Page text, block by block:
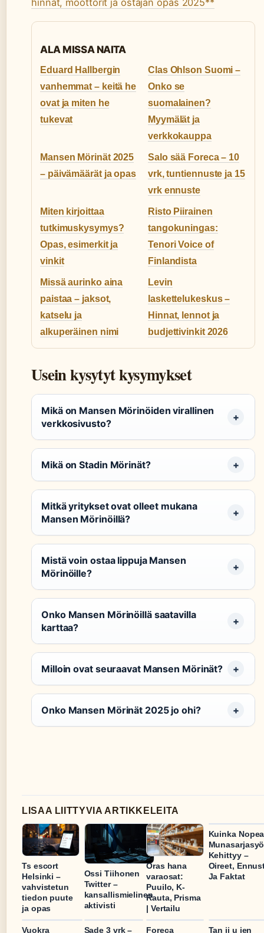
ALA MISSA NAITA
Eduard Hallbergin
vanhemmat – keitä he
ovat ja miten he
tukevat
Clas Ohlson Suomi –
Onko se
suomalainen?
Myymälät ja
verkkokauppa
Mansen Mörinät 2025
– päivämäärät ja opas
Salo sää Foreca – 10
vrk, tuntiennuste ja 15
vrk ennuste
Miten kirjoittaa
tutkimuskysymys?
Opas, esimerkit ja
vinkit
Risto Piirainen
tangokuningas:
Tenori Voice of
Finlandista
Missä aurinko aina
paistaa – jaksot,
katselu ja
alkuperäinen nimi
Levin
laskettelukeskus –
Hinnat, lennot ja
budjettivinkit 2026
Usein kysytyt kysymykset
Mikä on Mansen Mörinöiden virallinen
verkkosivusto?
Mikä on Stadin Mörinät?
Mitkä yritykset ovat olleet mukana
Mansen Mörinöillä?
Mistä voin ostaa lippuja Mansen
Mörinöille?
Onko Mansen Mörinöillä saatavilla
karttaa?
Milloin ovat seuraavat Mansen Mörinät?
Onko Mansen Mörinät 2025 jo ohi?
LISAA LIITTYVIA ARTIKKELEITA
Ts escort
Helsinki –
vahvistetun
tiedon puute
ja opas
Ossi Tiihonen
Twitter –
kansallismielinen
aktivisti
Oras hana
varaosat:
Puuilo, K-
Rauta, Prisma
| Vertailu
Kuinka
Kehittyy –
Oireet,
Ja Faktat
Vuokra
Sade 3 vrk –
Foreca
Tan ii u ien